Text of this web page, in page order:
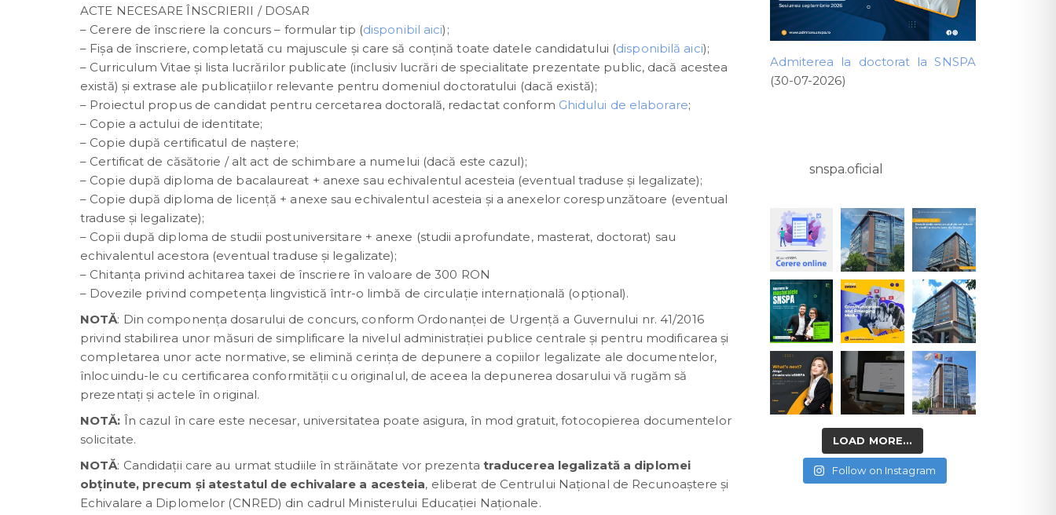
ACTE NECESARE ÎNSCRIERII / DOSAR
– Cerere de înscriere la concurs – formular tip (disponibil aici);
– Fișa de înscriere, completată cu majuscule şi care să conţină toate datele candidatului (disponibilă aici);
– Curriculum Vitae şi lista lucrărilor publicate (inclusiv lucrări de specialitate prezentate public, dacă acestea
există) şi extrase ale publicaţiilor relevante pentru domeniul doctoratului (dacă există);
– Proiectul propus de candidat pentru cercetarea doctorală, redactat conform Ghidului de elaborare;
– Copie a actului de identitate;
– Copie după certificatul de naştere;
– Certificat de căsătorie / alt act de schimbare a numelui (dacă este cazul);
– Copie după diploma de bacalaureat + anexe sau echivalentul acesteia (eventual traduse și legalizate);
– Copie după diploma de licenţă + anexe sau echivalentul acesteia şi a anexelor corespunzătoare (eventual
traduse și legalizate);
– Copii după diploma de studii postuniversitare + anexe (studii aprofundate, masterat, doctorat) sau
echivalentul acestora (eventual traduse şi legalizate);
– Chitanţa privind achitarea taxei de înscriere în valoare de 300 RON
– Dovezile privind competența lingvistică într-o limbă de circulaţie internaţională (opţional).
NOTĂ: Din componenţa dosarului de concurs, conform Ordonanţei de Urgenţă a Guvernului nr. 41/2016
privind stabilirea unor măsuri de simplificare la nivelul administraţiei publice centrale şi pentru modificarea şi
completarea unor acte normative, se elimină cerinţa de depunere a copiilor legalizate ale documentelor,
înlocuindu-le cu certificarea conformităţii cu originalul, de aceea la depunerea dosarului vă rugăm să
prezentaţi şi actele în original.
NOTĂ: În cazul în care este necesar, universitatea poate asigura, în mod gratuit, fotocopierea documentelor
solicitate.
NOTĂ: Candidaţii care au urmat studiile în străinătate vor prezenta traducerea legalizată a diplomei
obţinute, precum şi atestatul de echivalare a acesteia, eliberat de Centrului Naţional de Recunoaştere şi
Echivalare a Diplomelor (CNRED) din cadrul Ministerului Educaţiei Naţionale.
Admiterea la doctorat la SNSPA
(30-07-2026)
snspa.oficial
LOAD MORE...
Follow on Instagram